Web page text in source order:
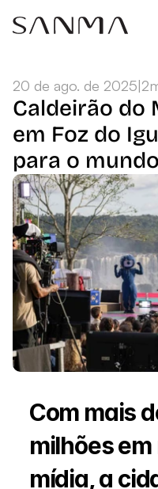
20 de ago. de 2025|2
Caldeirão do
em Foz do
para o mundo
Com mais
milhões
mídia, a